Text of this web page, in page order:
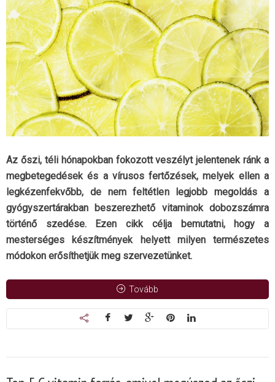
Az őszi, téli hónapokban fokozott veszélyt jelentenek ránk a
megbetegedések és a vírusos fertőzések, melyek ellen a
legkézenfekvőbb, de nem feltétlen legjobb megoldás a
gyógyszertárakban beszerezhető vitaminok dobozszámra
történő szedése. Ezen cikk célja bemutatni, hogy a
mesterséges készítmények helyett milyen természetes
módokon erősíthetjük meg szervezetünket.
Tovább